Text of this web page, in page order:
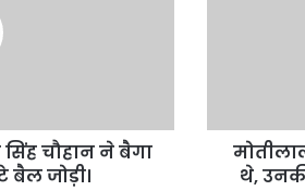
चौहान ने बैगा
बैल जोड़ी।
थे,